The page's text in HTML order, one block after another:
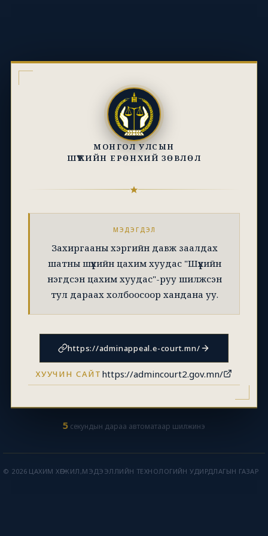
МОНГОЛ УЛСЫН
ШҮҮХИЙН ЕРӨНХИЙ ЗӨВЛӨЛ
МЭДЭГДЭЛ
Захиргааны хэргийн давж заалдах
шатны шүүхийн цахим хуудас "Шүүхийн
нэгдсэн цахим хуудас"-руу шилжсэн
тул дараах холбоосоор хандана уу.
https://adminappeal.e-court.mn/
ХУУЧИН САЙТ https://admincourt2.gov.mn/
5 секундын дараа автоматаар шилжинэ
© 2026 ЦАХИМ ХӨГЖИЛ,МЭДЭЭЛЛИЙН ТЕХНОЛОГИЙН УДИРДЛАГЫН ГАЗАР